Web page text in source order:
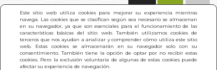
Este sitio web utiliza cookies para mejorar su experiencia mientras
navega. Las cookies que se clasifican según sea necesario se almacenan
en su navegador, ya que son esenciales para el funcionamiento de las
características básicas del sitio web. También utilizamos cookies de
terceros que nos ayudan a analizar y comprender cómo utiliza este sitio
web. Estas cookies se almacenarán en su navegador solo con su
consentimiento. También tiene la opción de optar por no recibir estas
cookies. Pero la exclusión voluntaria de algunas de estas cookies puede
afectar su experiencia de navegación.